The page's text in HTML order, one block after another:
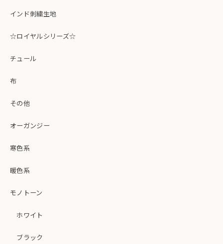
インド刺繍生地
☆ロイヤルシリーズ☆
チュール
布
その他
オーガンジー
寒色系
暖色系
モノトーン
ホワイト
ブラック